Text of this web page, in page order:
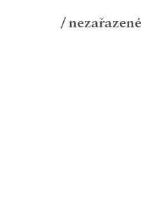
/ nezařazené